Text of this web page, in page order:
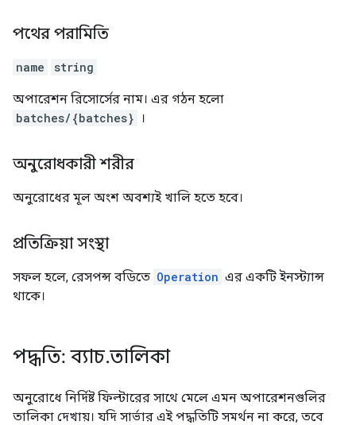
পথের পরামিতি
name string
অপারেশন রিসোর্সের নাম। এর গঠন হলো
batches/{batches}
।
অনুরোধকারী শরীর
অনুরোধের মূল অংশ অবশ্যই খালি হতে হবে।
প্রতিক্রিয়া সংস্থা
সফল হলে, রেসপন্স বডিতে Operation এর একটি ইনস্ট্যান্স
থাকে।
পদ্ধতি: ব্যাচ.তালিকা
অনুরোধে নির্দিষ্ট ফিল্টারের সাথে মেলে এমন অপারেশনগুলির
তালিকা দেখায়। যদি সার্ভার এই পদ্ধতিটি সমর্থন না করে, তবে